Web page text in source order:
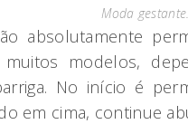
Moda
absolutamente
modelos,
No início é
em cima, continue